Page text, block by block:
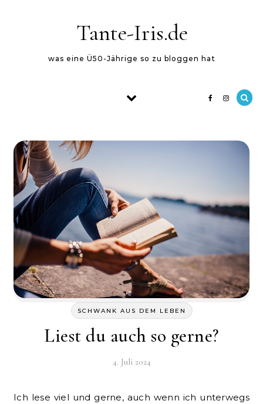
Tante-Iris.de
was eine Ü50-Jährige so zu bloggen hat
SCHWANK AUS DEM LEBEN
Liest du auch so gerne?
4. Juli 2024
Ich lese viel und gerne, auch wenn ich unterwegs